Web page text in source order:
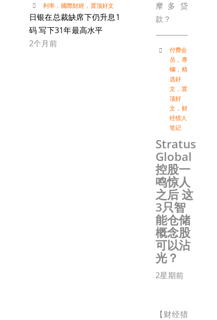
利率 ， 國際財經 ， 置顶好文
日银在总裁缺席下仍升息1
码 写下31年最高水平
2个月前
摩多贷
款？
付费会
员 ， 專
欄 ， 精
选好
文 ， 置
顶好
文 ， 财
经猎人
笔记
Stratus
Global
控股一
鸣惊人
之后 这
3只智
能仓储
概念股
可以沾
光？
2星期前
【财经猎